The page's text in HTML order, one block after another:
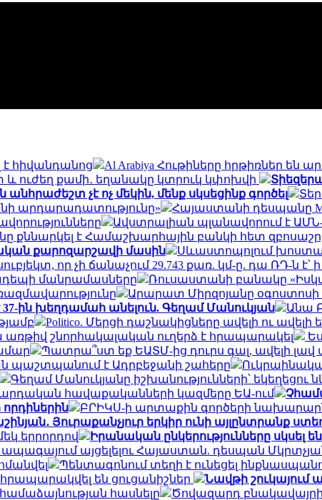
է հիվանդանոց
Al Arabiya Հութիները հրթիռներ են
ուժեղ քամի․ եղանակը կտրուկ կփոխվի
չէ ոչ մեկին, մենք սկսեցինք գործել
արդարադատությունը»
Հայաստանի դեսպանը
Ավստրալիան պլանավորում է ԱՄՆ-
քննարկել է Համաշխարհային բանկի հետ
քարոզարշավի մասին
Սևաստոպոլում
որ չի ճանաչում 29.743 քառ. կմ-ը. դա ՌԴ-ն է՝
մանրամասները
Ռուսաստանի բանակը
Արարատ Միրզոյանը օգոստոսի
ին խեղդամահ անելուն. Գեղամ Մանուկյան
Անա
Politico. Մերցի դաշնակիցները ավելի ու
շնորհակալական ուղերձ է հրապարակել
Պատրա՞ստ եք ԵԱՏՄ-ից դուրս գալ, ավելի
պաշտպանում է Ադրբեջանի շահերը
Գեղամ Մանուկյանը իշխանությունների՝
հավաքականների կազմերը ԵԱ-ում
ԲՐԻԿՍ-ի արտաքին գործերի
Յուրաքանչյուր երկիր ունի այլընտրանք
երրորդով
Իրանական ընկերությունները սկսել
ապագայում այցելելու Հայաստան. դեսպան
Պենտագոնում տեղի է ունեցել
հրապարակվել են ցուցանիշներ
Նավթի շուկայում
համաձայնության հասնելը
Ծովազարդ բնակավայրի